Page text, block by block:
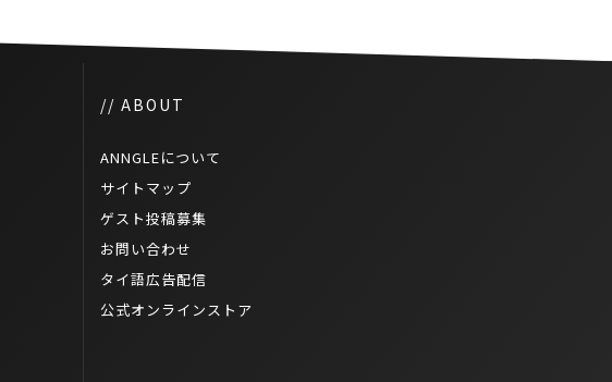
// ABOUT
ANNGLEについて
サイトマップ
ゲスト投稿募集
お問い合わせ
タイ語広告配信
公式オンラインストア